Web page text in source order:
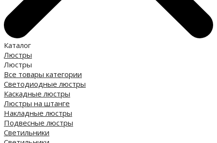
Каталог
Люстры
Люстры
Все товары категории
Светодиодные люстры
Каскадные люстры
Люстры на штанге
Накладные люстры
Подвесные люстры
Светильники